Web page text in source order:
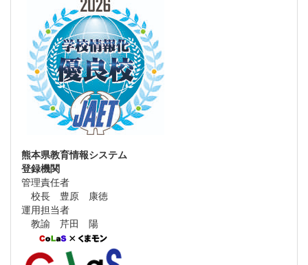
熊本県教育情報システム
登録機関
管理責任者
校長 豊原 康徳
運用担当者
教諭 芹田 陽